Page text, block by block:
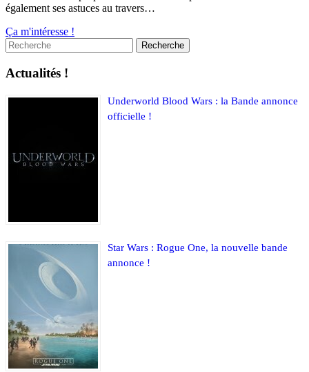
également ses astuces au travers…
Ça m'intéresse !
Actualités !
Underworld Blood Wars : la Bande annonce
officielle !
Star Wars : Rogue One, la nouvelle bande
annonce !